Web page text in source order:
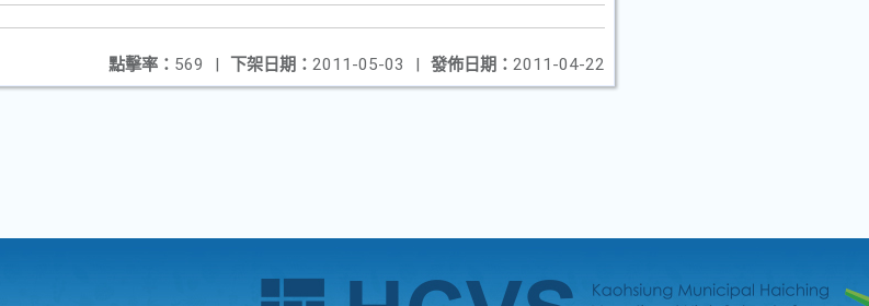
發佈日期： 2011-04-22
下架日期： 2011-05-03 |
點擊率： 569 |